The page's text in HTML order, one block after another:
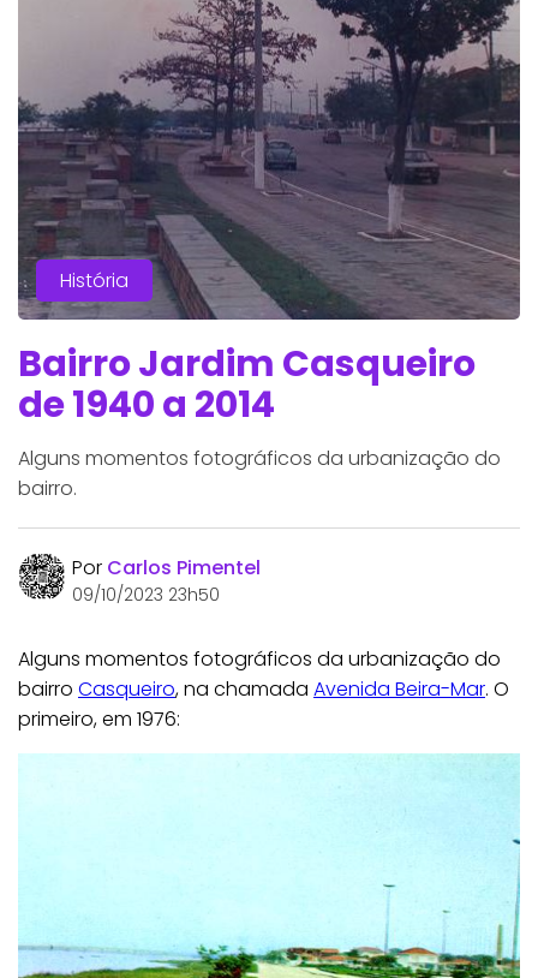
História
Bairro Jardim Casqueiro
de 1940 a 2014
Alguns momentos fotográficos da urbanização do
bairro.
Por Carlos Pimentel
09/10/2023 23h50
Alguns momentos fotográficos da urbanização do
bairro Casqueiro, na chamada Avenida Beira-Mar. O
primeiro, em 1976: